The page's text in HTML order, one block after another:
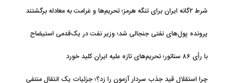
شرط ۲گانه ایران برای تنگه هرمز؛ تحریم‌ها و غرامت به معادله برگشتند
پرونده پول‌های نفتی جنجالی شد؛ وزیر نفت در یک‌قدمی استیضاح
با رأی ۸۶ سناتور؛ تحریم‌های تازه علیه ایران کلید خورد
چرا استقلال قید جذب سردار آزمون را زد؟؛ جزئیات یک انتقال منتفی